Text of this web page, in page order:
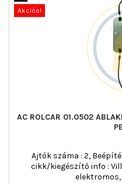
Akciós!
AC ROLCAR 01.0502
Ajtók száma : 2,
cikk/kiegészítő info :
elektromos,